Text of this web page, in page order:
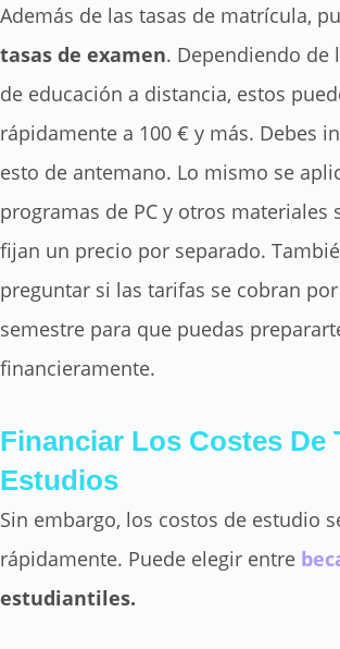
Además de las tasas de matrícula,
tasas de examen. Dependiendo de
de educación a distancia, estos
rápidamente a 100 € y más. Debes
esto de antemano. Lo mismo se
programas de PC y otros materiales
fijan un precio por separado.
preguntar si las tarifas se cobran
semestre para que puedas
financieramente.
Financiar Los Costes De
Estudios
Sin embargo, los costos de estudio
rápidamente. Puede elegir entre
estudiantiles.